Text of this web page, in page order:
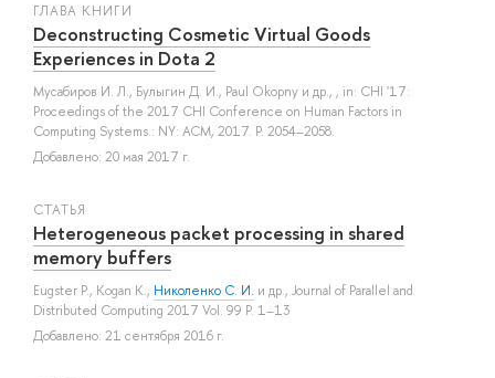
ГЛАВА КНИГИ
Deconstructing Cosmetic Virtual Goods
Experiences in Dota 2
Мусабиров И. Л., Булыгин Д. И., Paul Okopny и др., , in: CHI '17:
Proceedings of the 2017 CHI Conference on Human Factors in
Computing Systems.: NY: ACM, 2017. P. 2054–2058.
Добавлено: 20 мая 2017 г.
СТАТЬЯ
Heterogeneous packet processing in shared
memory buffers
Eugster P., Kogan K., Николенко С. И. и др., Journal of Parallel and
Distributed Computing 2017 Vol. 99 P. 1–13
Добавлено: 21 сентября 2016 г.